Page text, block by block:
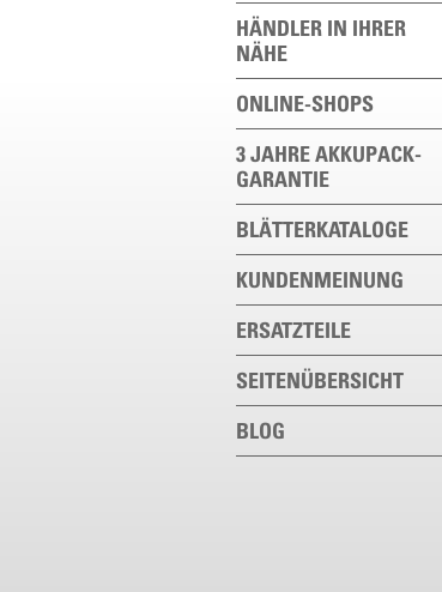
HÄNDLER IN IHRER
NÄHE
ONLINE-SHOPS
3 JAHRE AKKUPACK-
GARANTIE
BLÄTTERKATALOGE
KUNDENMEINUNG
ERSATZTEILE
SEITENÜBERSICHT
BLOG